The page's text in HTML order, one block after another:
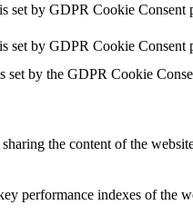
set by GDPR Cookie Consent
set by GDPR Cookie Consent
set by the GDPR Cookie
the content of the
performance indexes of